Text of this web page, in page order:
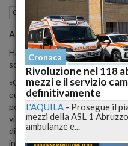
Cronaca nazionale 14 Marzo
Alessandra Amorosoè stata
Ha così voluto condividere il
social network.
«Oggi è uno di quei giorni dove
qualsiasi persona e anche la
poi però,penso che la mia
vita,se vissuta come si deve, è
di noi abbia il proprio disegno di
insegnare».
Cronaca
Rivoluzione nel 118
mezzi e il servizio
definitivamente
L'AQUILA - Prosegue il
mezzi della ASL 1
ambulanze e...